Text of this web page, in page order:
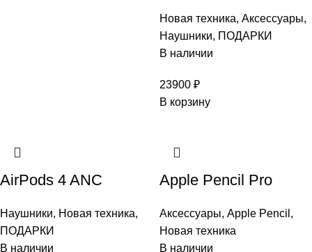
Новая техника, Аксессуары,
Наушники, ПОДАРКИ
В наличии
23900 ₽
В корзину
AirPods 4 ANC
Наушники, Новая техника,
ПОДАРКИ
В наличии
Apple Pencil Pro
Аксессуары, Apple Pencil ,
Новая техника
В наличии